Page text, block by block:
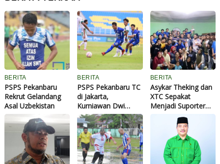
BERITA
PSPS Pekanbaru
Rekrut Gelandang
Asal Uzbekistan
BERITA
PSPS Pekanbaru TC
di Jakarta,
Kurniawan Dwi
Yulianto Dirumorkan
Menjadi Pelatih
Baru
BERITA
Asykar Theking dan
XTC Sepakat
Menjadi Suporter
Profesional PSPS vs
PERSIKAB